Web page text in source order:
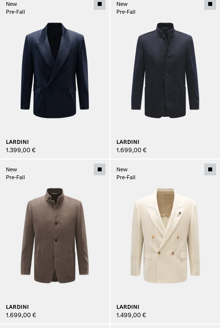
New
Pre-Fall
LARDINI
1.399,00 €
New
Pre-Fall
LARDINI
1.699,00 €
New
Pre-Fall
LARDINI
1.699,00 €
New
Pre-Fall
LARDINI
1.499,00 €